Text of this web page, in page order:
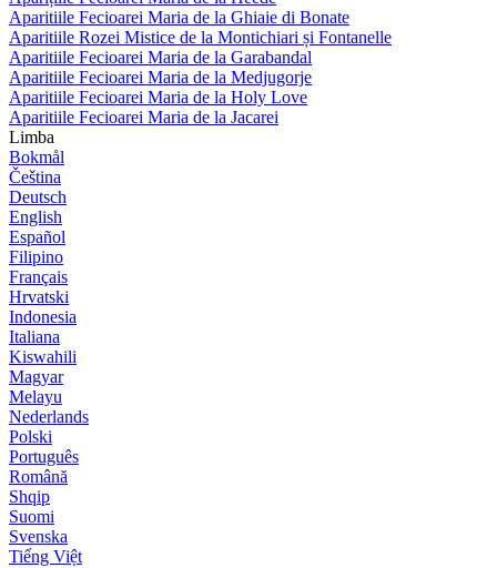
Aparitiile Fecioarei Maria de la Ghiaie di Bonate
Aparitiile Rozei Mistice de la Montichiari și Fontanelle
Aparitiile Fecioarei Maria de la Garabandal
Aparitiile Fecioarei Maria de la Medjugorje
Aparitiile Fecioarei Maria de la Holy Love
Aparitiile Fecioarei Maria de la Jacarei
Limba
Bokmål
Čeština
Deutsch
English
Español
Filipino
Français
Hrvatski
Indonesia
Italiana
Kiswahili
Magyar
Melayu
Nederlands
Polski
Português
Română
Shqip
Suomi
Svenska
Tiếng Việt